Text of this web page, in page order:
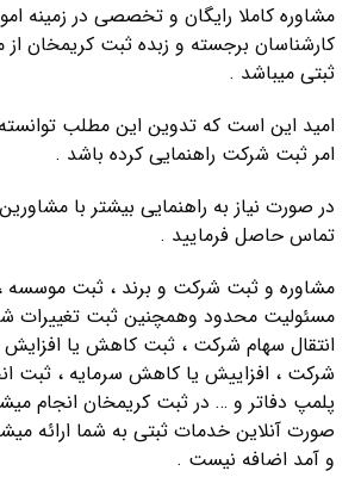
مشاوره کاملا رایگان و تخصصی در زمینه
کارشناسان برجسته و زبده ثبت کریمخان
ثبتی میباشد .
امید این است که تدوین این مطلب
امر ثبت شرکت راهنمایی کرده باشد .
در صورت نیاز به راهنمایی بیشتر با
تماس حاصل فرمایید .
مشاوره و ثبت شرکت و برند ، ثبت
مسئولیت محدود وهمچنین ثبت تغییرات
انتقال سهام شرکت ، ثبت کاهش یا
شرکت ، افزاییش یا کاهش سرمایه ، ثبت
پلمپ دفاتر و … در ثبت کریمخان انجام
صورت آنلاین خدمات ثبتی به شما ارائه
و آمد اضافه نیست .